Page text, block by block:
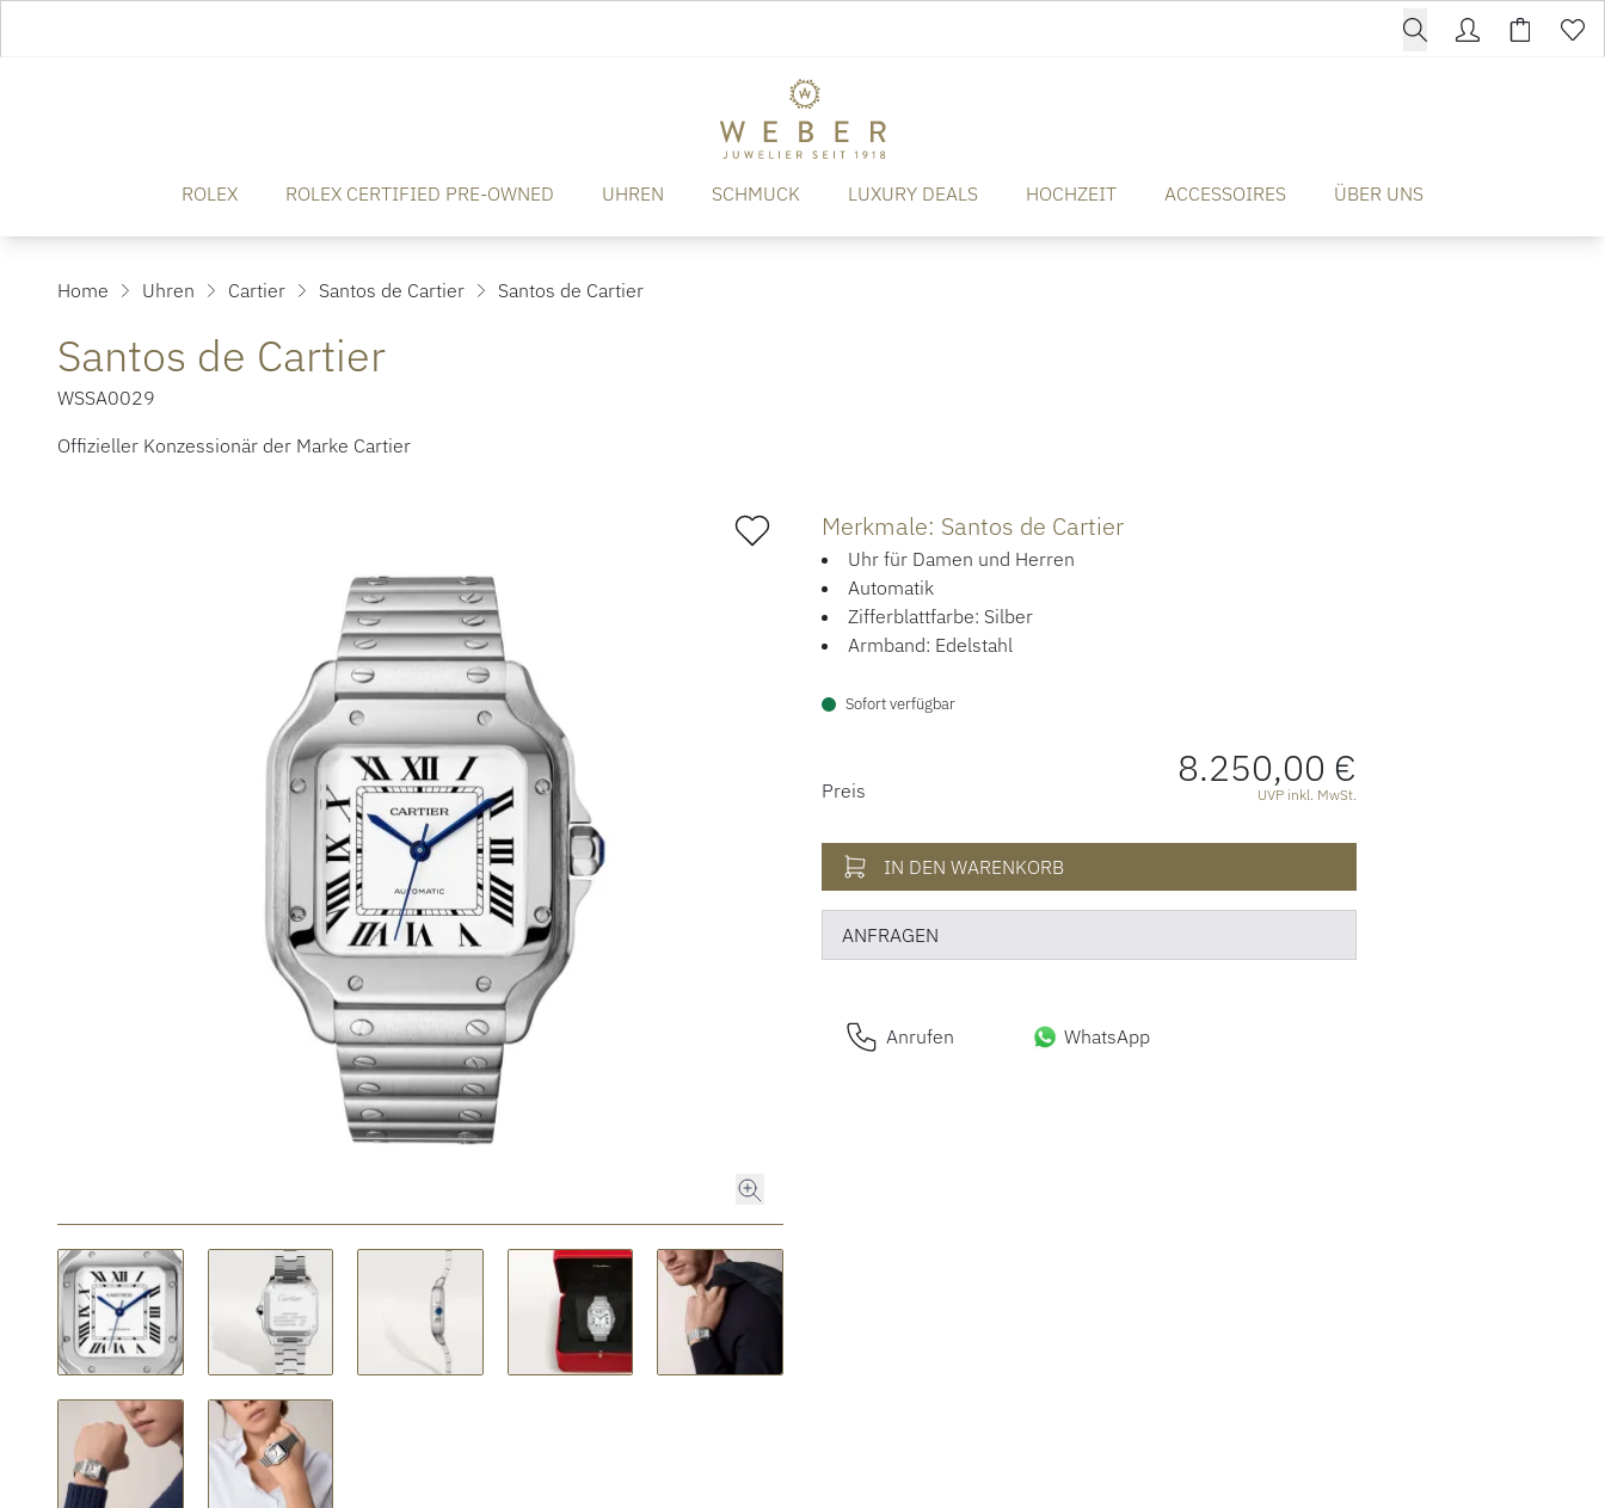
ROLEX ROLEX CERTIFIED PRE-OWNED UHREN SCHMUCK LUXURY DEALS HOCHZEIT ACCESSOIRES ÜBER UNS
Home Uhren Cartier Santos de Cartier Santos de Cartier
Santos de Cartier
WSSA0029
Offizieller Konzessionär der Marke Cartier
Merkmale: Santos de Cartier
Uhr für Damen und Herren
Automatik
Zifferblattfarbe: Silber
Armband: Edelstahl
Sofort verfügbar
PREISINFORMATIONEN
Preis 8.250,00 €
UVP inkl. MwSt.
IN DEN WARENKORB
ANFRAGEN
Anrufen WhatsApp